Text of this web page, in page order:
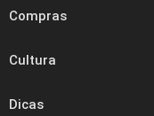
Compras
Cultura
Dicas